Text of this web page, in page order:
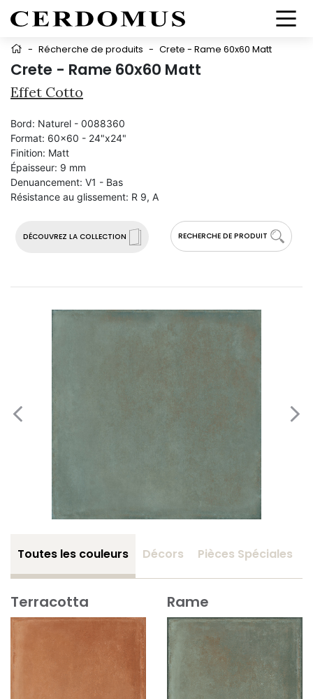
- Récherche de produits - Crete - Rame 60x60 Matt
Crete - Rame 60x60 Matt
Effet Cotto
DÉCOUVREZ LA COLLECTION RECHERCHE DE PRODUIT
Bord: Naturel - 0088360
Format: 60x60 - 24"x24"
Finition: Matt
Épaisseur: 9 mm
Denuancement: V1 - Bas
Résistance au glissement: R 9, A
Toutes les couleurs Décors Pièces Spéciales
Terracotta Rame